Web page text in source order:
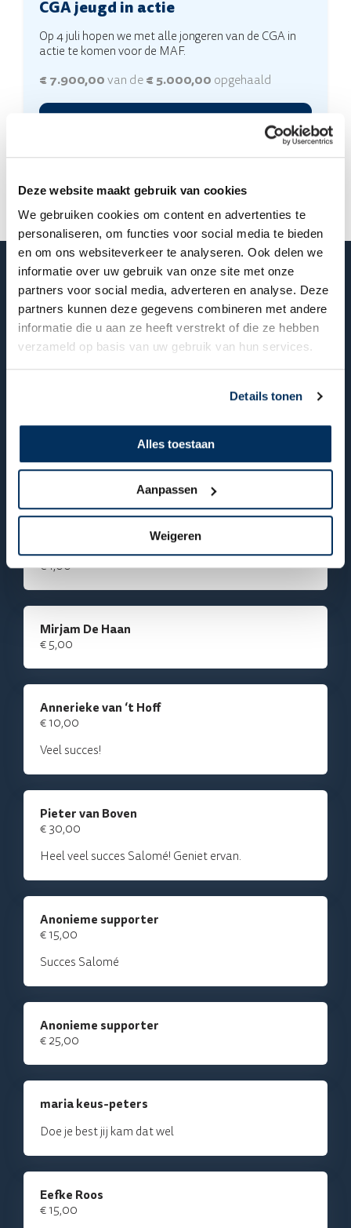
Deze website maakt gebruik van cookies
We gebruiken cookies om content en advertenties te
personaliseren, om functies voor social media te bieden
en om ons websiteverkeer te analyseren. Ook delen we
informatie over uw gebruik van onze site met onze
partners voor social media, adverteren en analyse. Deze
partners kunnen deze gegevens combineren met andere
informatie die u aan ze heeft verstrekt of die ze hebben
verzameld op basis van uw gebruik van hun services.
Details tonen
Alles toestaan
Aanpassen
Weigeren
CGA jeugd in actie
Op 4 juli hopen we met alle jongeren van de CGA in
actie te komen voor de MAF.
Alblasserwaard! 20, 40 of zelfs 60 kilometer lang.
Maar bovenal: om ons in te zetten voor anderen die
Door geld in te zamelen, hopen we bij te dragen aan
en communicatiemiddelen kan hulp worden geboden
en kan het Evangelie van Jezus Christus worden
gebracht aan mensen die wonen in moeilijk
bereikbare gebieden.
Sponsor je één van onze jongeren, en daarmee het
mooie werk van de MAF?
€ 7.900,00van de€ 5.000,00 opgehaald
O. & M Vermeulen
€ 15,00
Anonieme supporter
€ 15,00
Anonieme supporter
€ 1,00
Mirjam De Haan
€ 5,00
Annerieke van ‘t Hoff
€ 10,00
Veel succes!
Pieter van Boven
€ 30,00
Heel veel succes Salomé! Geniet ervan.
Anonieme supporter
€ 15,00
Succes Salomé
Anonieme supporter
€ 25,00
maria keus-peters
Doe je best jij kam dat wel
Eefke Roos
€ 15,00